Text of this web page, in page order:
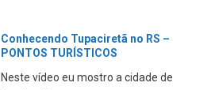
Conhecendo Tupaciretã no RS –
PONTOS TURÍSTICOS
Neste vídeo eu mostro a cidade de